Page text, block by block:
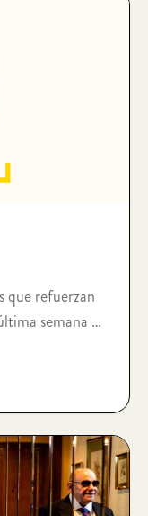
que refuerzan
semana de
semana,
de personas
de las
aprobó el